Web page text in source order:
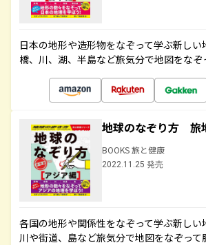
日本の地形や造形物をなぞって学ぶ新し
橋、川、湖、半島など旅気分で地図をなぞ
地球のなぞり方 旅
BOOKS 旅と健康
2022.11.25 発売
各国の地形や関係性をなぞって学ぶ新しい
川や街道、島など旅気分で地図をなぞって